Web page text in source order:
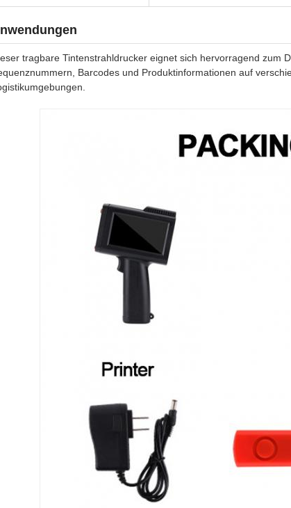
tragbare Tintenstrahldrucker eignet sich hervorragend zum
Barcodes und Produktinformationen auf